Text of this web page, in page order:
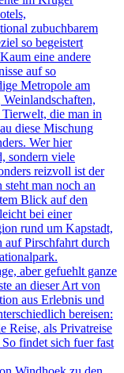
zubuchbarem
so begeistert
eine andere
auf so
Metropole am
Weinlandschaften,
die man in
diese Mischung
Wer hier
sondern viele
reizvoll ist der
man noch an
Blick auf den
bei einer
rund um Kapstadt,
auf Pirschfahrt durch
aber gefuehlt ganze
an dieser Art von
aus Erlebnis und
bereisen:
Reise, als Privatreise
findet sich fuer fast